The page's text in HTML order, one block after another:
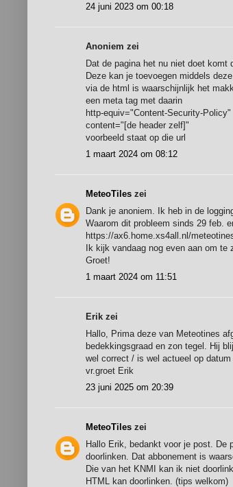
24 juni 2023 om 00:18
Anoniem zei
Dat de pagina het nu niet doet komt
Deze kan je toevoegen middels
via de html is waarschijnlijk het
een meta tag met daarin
http-equiv="Content-Security-Policy"
content="[de header zelf]"
voorbeeld staat op die url
1 maart 2024 om 08:12
MeteoTiles zei
Dank je anoniem. Ik heb in de
Waarom dit probleem sinds 29 feb.
https://ax6.home.xs4all.nl/
Ik kijk vandaag nog even aan om
Groet!
1 maart 2024 om 11:51
Erik zei
Hallo, Prima deze van Meteotines
bedekkingsgraad en zon tegel. Hij
wel correct / is wel actueel op datum
vr.groet Erik
23 juni 2025 om 20:39
MeteoTiles zei
Hallo Erik, bedankt voor je post. De
doorlinken. Dat abbonement is
Die van het KNMI kan ik niet
HTML kan doorlinken. (tips welkom)